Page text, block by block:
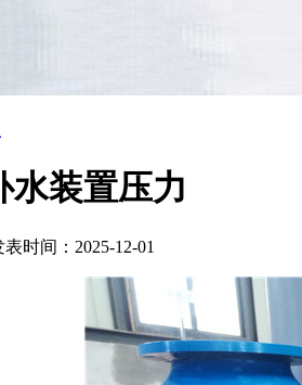
水装置压力
表时间：2025-12-01